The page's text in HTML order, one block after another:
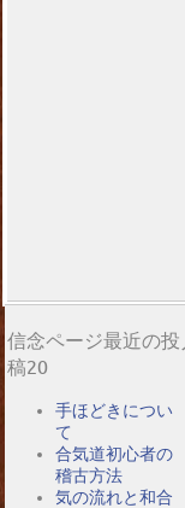
信念ページ最近の投
稿20
手ほどきについ
て
合気道初心者の
稽古方法
気の流れと和合